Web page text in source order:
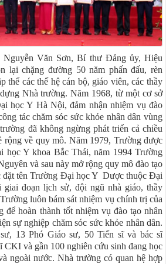
Văn Sơn, Bí thư Đảng ủy, Hiệu
lại chặng đường 50 năm phấn đấu, rèn
thể các thế hệ cán bộ, giáo viên, các thầy
Nhà trường. Năm 1968, từ một cơ sở
học Y Hà Nội, đảm nhận nhiệm vụ đào
tác chăm sóc sức khỏe nhân dân vùng
đã không ngừng phát triển cả chiều
rộng về quy mô. Năm 1979, Trường được
học Y khoa Bắc Thái, năm 1994 Trường
và sau này mở rộng quy mô đào tạo
đặt tên Trường Đại học Y Dược thuộc Đại
giai đoạn lịch sử, đội ngũ nhà giáo, thầy
luôn bám sát nhiệm vụ chính trị của
để hoàn thành tốt nhiệm vụ đào tạo nhân
sự nghiệp chăm sóc sức khỏe nhân dân.
13 Phó Giáo sư, 50 Tiến sĩ và bác sĩ
CKI và gần 100 nghiên cứu sinh đang học
ngoài nước. Nhà trường có quan hệ hợp